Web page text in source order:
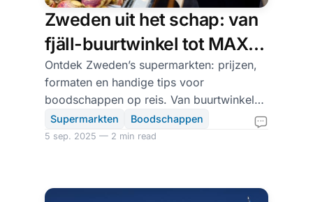
Zweden uit het schap: van
fjäll-buurtwinkel tot MAXI-
hypermarkt
Ontdek Zweden’s supermarkten: prijzen,
formaten en handige tips voor
boodschappen op reis. Van buurtwinkel
tot hypermarkt, met adressen en links.
Supermarkten Boodschappen
5 sep. 2025 — 2 min read